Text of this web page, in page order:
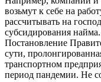
возьмут к себе на
рассчитывать на
субсидирования найма.
Постановление
сути,
транспортном
период пандемии. Не